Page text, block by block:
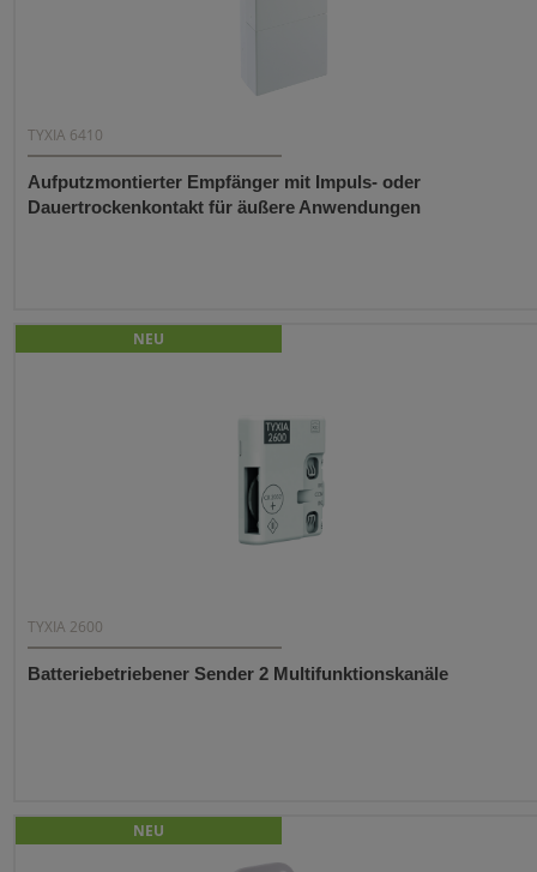
TYXIA 6410
Aufputzmontierter Empfänger mit Impuls- oder
Dauertrockenkontakt für äußere Anwendungen
NEU
TYXIA 2600
Batteriebetriebener Sender 2 Multifunktionskanäle
NEU